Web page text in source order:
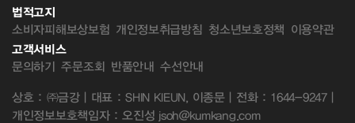
법적고지
소비자피해보상보험 개인정보취급방침 청소년보호정책 이용약관
고객서비스
문의하기 주문조회 반품안내 수선안내
상호 : ㈜금강 | 대표 : SHIN KIEUN, 이종문 | 전화 : 1644-9247 |
개인정보보호책임자 : 오진성 jsoh@kumkang.com